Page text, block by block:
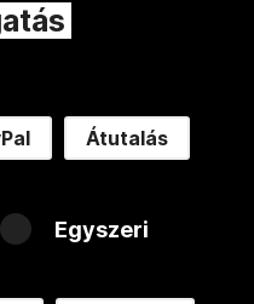
Átutalás
Egyszeri